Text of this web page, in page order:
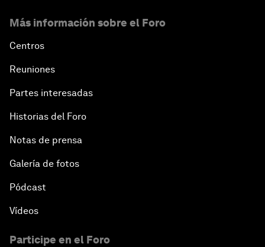
Más información sobre el Foro
Centros
Reuniones
Partes interesadas
Historias del Foro
Notas de prensa
Galería de fotos
Pódcast
Vídeos
Participe en el Foro